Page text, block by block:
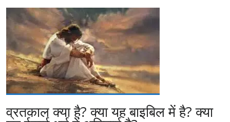
व्रतकाल क्या है? क्या यह बाइबिल में है? क्या